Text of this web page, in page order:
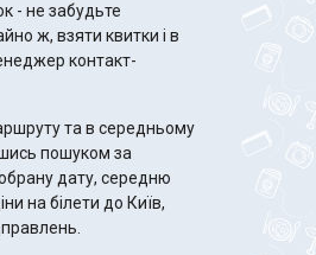
ж, взяти квитки і в
контакт-
та в середньому
дату, середню
на білети до Київ,